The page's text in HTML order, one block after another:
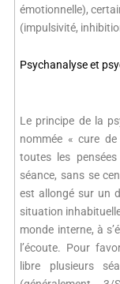
émotionnelle),
(impulsivité,
Psychanalyse et
Le principe de la
nommée « cure
toutes les
séance, sans se
est allongé sur un
situation
monde interne, à
l’écoute. Pour
libre plusieurs